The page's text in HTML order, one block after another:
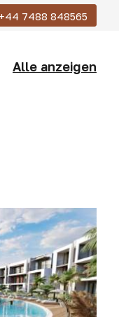
+44 7488 848565
Alle anzeigen